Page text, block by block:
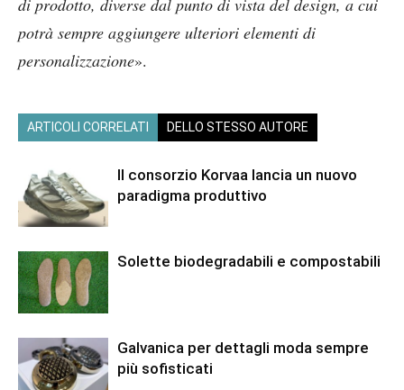
di prodotto, diverse dal punto di vista del design, a cui
potrà sempre aggiungere ulteriori elementi di
personalizzazione».
ARTICOLI CORRELATI DELLO STESSO AUTORE
Il consorzio Korvaa lancia un nuovo
paradigma produttivo
Solette biodegradabili e compostabili
Galvanica per dettagli moda sempre
più sofisticati